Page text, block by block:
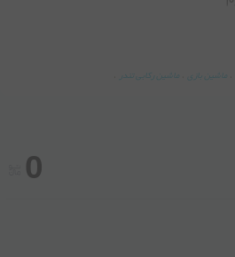
ماشین بازی ماشین رکابی تندر
0